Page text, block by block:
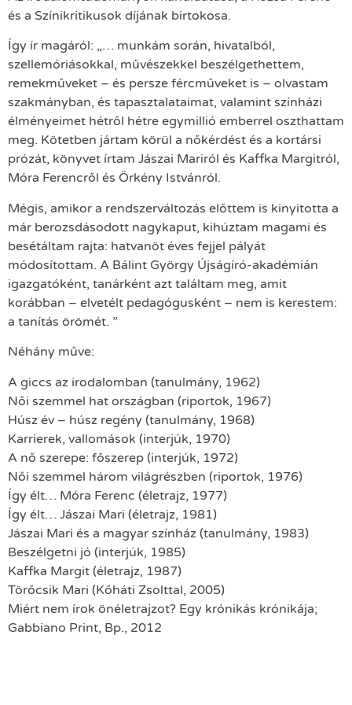
és a Színikritikusok díjának birtokosa.
Így ír magáról: „… munkám során, hivatalból,
szellemóriásokkal, művészekkel beszélgethettem,
remekműveket – és persze fércműveket is – olvastam
szakmányban, és tapasztalataimat, valamint színházi
élményeimet hétről hétre egymillió emberrel oszthattam
meg. Kötetben jártam körül a nőkérdést és a kortársi
prózát, könyvet írtam Jászai Mariról és Kaffka Margitról,
Móra Ferencről és Örkény Istvánról.
Mégis, amikor a rendszerváltozás előttem is kinyitotta a
már berozsdásodott nagykaput, kihúztam magami és
besétáltam rajta: hatvanöt éves fejjel pályát
módosítottam. A Bálint György Újságíró-akadémián
igazgatóként, tanárként azt találtam meg, amit
korábban – elvetélt pedagógusként – nem is kerestem:
a tanítás örömét. ”
Néhány műve:
A giccs az irodalomban (tanulmány, 1962)
Női szemmel hat országban (riportok, 1967)
Húsz év – húsz regény (tanulmány, 1968)
Karrierek, vallomások (interjúk, 1970)
A nő szerepe: főszerep (interjúk, 1972)
Női szemmel három világrészben (riportok, 1976)
Így élt… Móra Ferenc (életrajz, 1977)
Így élt… Jászai Mari (életrajz, 1981)
Jászai Mari és a magyar színház (tanulmány, 1983)
Beszélgetni jó (interjúk, 1985)
Kaffka Margit (életrajz, 1987)
Törőcsik Mari (Kőháti Zsolttal, 2005)
Miért nem írok önéletrajzot? Egy krónikás krónikája;
Gabbiano Print, Bp., 2012